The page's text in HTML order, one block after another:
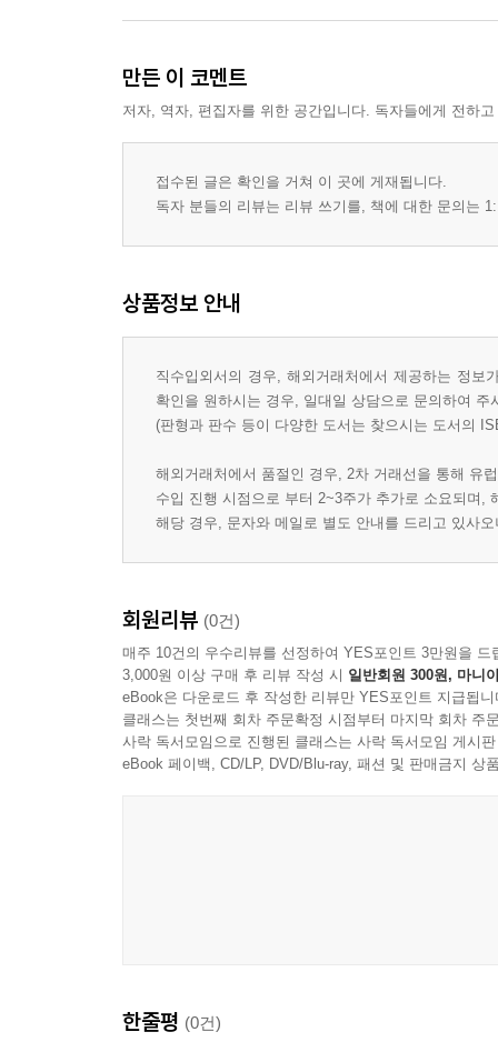
만든 이 코멘트
저자, 역자, 편집자를 위한 공간입니다. 독자들에게 전하
접수된 글은 확인을 거쳐 이 곳에 게재됩니다.
독자 분들의 리뷰는 리뷰 쓰기를, 책에 대한 문의는
상품정보 안내
직수입외서의 경우, 해외거래처에서 제공하는 정
확인을 원하시는 경우, 일대일 상담으로 문의하여 주
(판형과 판수 등이 다양한 도서는 찾으시는 도서의
해외거래처에서 품절인 경우, 2차 거래선을 통해 유
수입 진행 시점으로 부터 2~3주가 추가로 소요되며,
해당 경우, 문자와 메일로 별도 안내를 드리고 있사
회원리뷰 (0건)
매주 10건의 우수리뷰를 선정하여 YES포인트 3만원을 드
3,000원 이상 구매 후 리뷰 작성 시 일반회원 300원, 마니
eBook은 다운로드 후 작성한 리뷰만 YES포인트 지급됩니
클래스는 첫번째 회차 주문확정 시점부터 마지막 회차 주
사락 독서모임으로 진행된 클래스는 사락 독서모임 게시
eBook 페이백, CD/LP, DVD/Blu-ray, 패션 및 판매금지 상
한줄평 (0건)